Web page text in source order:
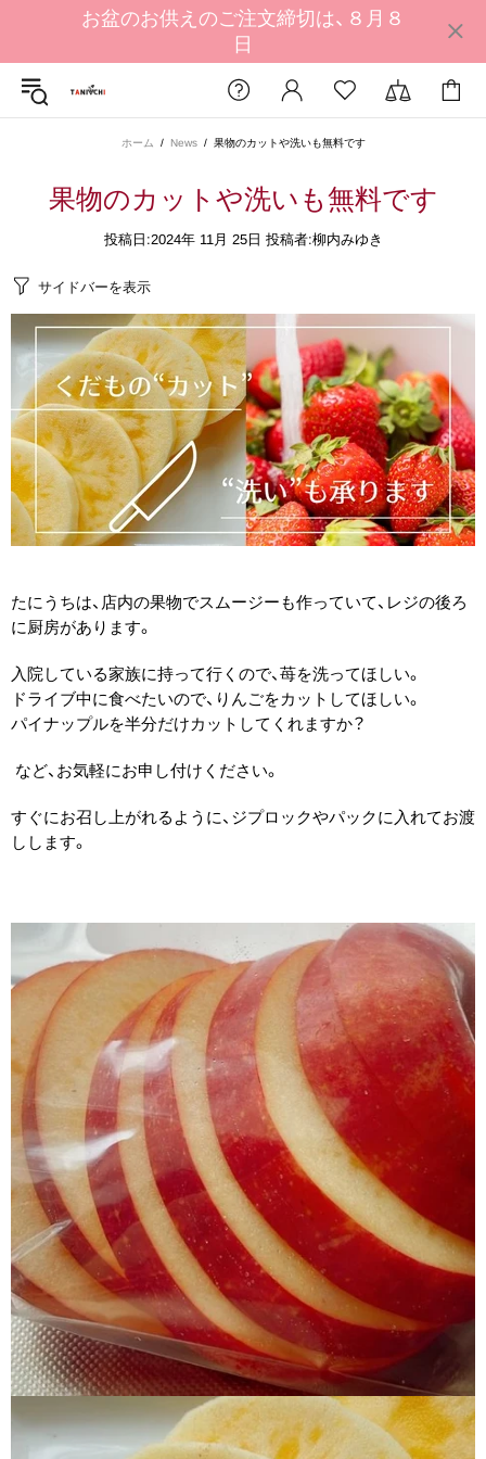
お盆のお供えのご注文締切は、８月８
日
ホーム News 果物のカットや洗いも無料です
果物の​カットや​洗いも​無料です
投稿日:2024年 11月 25日 投稿者:柳内みゆき
サイドバーを表示
たにうちは、店内の果物でスムージーも作っていて、レジの後ろ
に厨房があります。
入院している家族に持って行くので、苺を洗ってほしい。
ドライブ中に食べたいので、りんごをカットしてほしい。
パイナップルを半分だけカットしてくれますか？
など、お気軽にお申し付けください。
すぐにお召し上がれるように、ジプロックやパックに入れてお渡
しします。